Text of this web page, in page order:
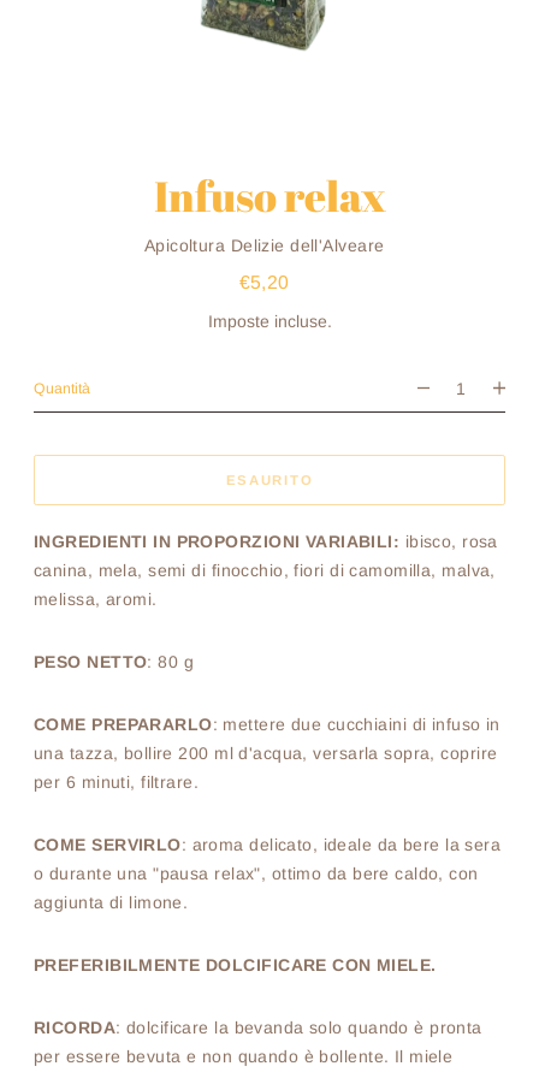
Infuso relax
Venditore
Apicoltura Delizie dell'Alveare
Prezzo
listino
€5,20
Imposte incluse.
Quantità
ESAURITO
INGREDIENTI IN PROPORZIONI VARIABILI: ibisco, rosa
canina, mela, semi di finocchio, fiori di camomilla, malva,
melissa, aromi.
PESO NETTO: 80 g
COME PREPARARLO: mettere due cucchiaini di infuso in
una tazza, bollire 200 ml d'acqua, versarla sopra, coprire
per 6 minuti, filtrare.
COME SERVIRLO: aroma delicato, ideale da bere la sera
o durante una "pausa relax", ottimo da bere caldo, con
aggiunta di limone.
PREFERIBILMENTE DOLCIFICARE CON MIELE.
RICORDA: dolcificare la bevanda solo quando è pronta
per essere bevuta e non quando è bollente. Il miele